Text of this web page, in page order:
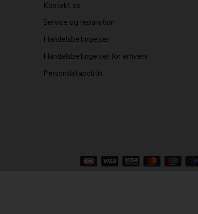
Kontakt os
Service og reparation
Handelsbetingelser
Handelsbetingelser for erhverv
Persondatapolitik